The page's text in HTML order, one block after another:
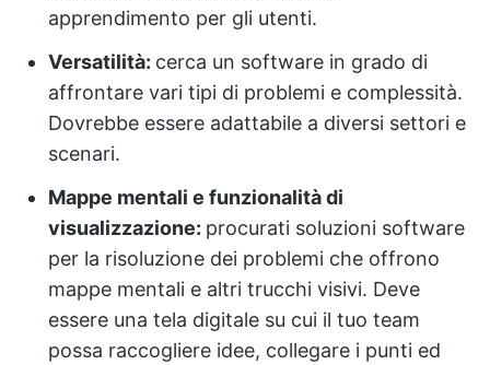
apprendimento per gli utenti.
Versatilità: cerca un software in grado di
affrontare vari tipi di problemi e complessità.
Dovrebbe essere adattabile a diversi settori e
scenari.
Mappe mentali e funzionalità di
visualizzazione: procurati soluzioni software
per la risoluzione dei problemi che offrono
mappe mentali e altri trucchi visivi. Deve
essere una tela digitale su cui il tuo team
possa raccogliere idee, collegare i punti ed